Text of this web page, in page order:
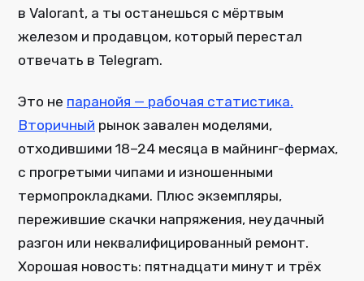
в Valorant, а ты останешься с мёртвым
железом и продавцом, который перестал
отвечать в Telegram.
Это не паранойя — рабочая статистика.
Вторичный рынок завален моделями,
отходившими 18–24 месяца в майнинг-фермах,
с прогретыми чипами и изношенными
термопрокладками. Плюс экземпляры,
пережившие скачки напряжения, неудачный
разгон или неквалифицированный ремонт.
Хорошая новость: пятнадцати минут и трёх